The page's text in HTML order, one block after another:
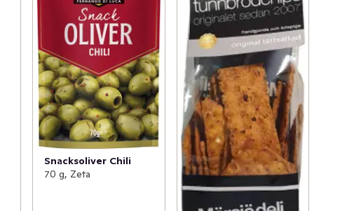
Snacksoliver Chili
70 g, Zeta